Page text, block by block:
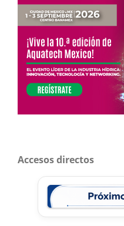
Accesos directos